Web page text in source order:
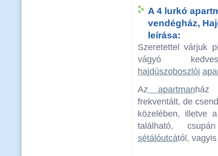
A 4 lurkó
vendégház,
leírása:
Szeretettel várjuk
vágyó
hajdúszoboszlói
Az apartman
frekventált, de
közelében, illetve
található,
sétálóutcától,